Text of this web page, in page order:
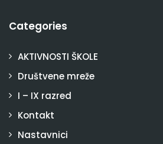
Categories
AKTIVNOSTI ŠKOLE
Društvene mreže
I – IX razred
Kontakt
Nastavnici